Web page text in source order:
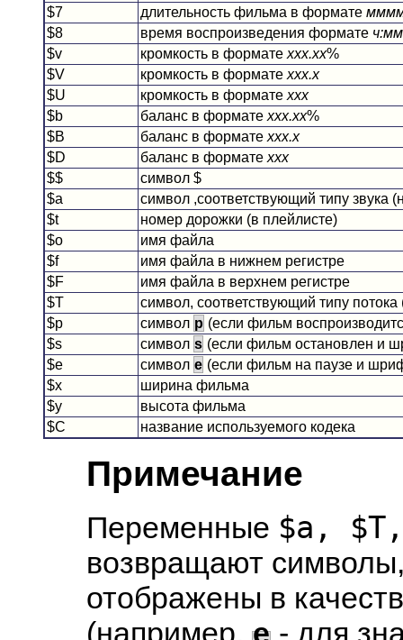
$7 длительность фильма в формате
$8
время воспроизведения формате
$v
кромкость в формате xxx.xx%
$V
кромкость в формате xxx.x
$U
кромкость в формате xxx
$b
баланс в формате xxx.xx%
$B
баланс в формате xxx.x
$D
баланс в формате xxx
$$
символ $
$a
символ ,соответствующий типу звука
$t
номер дорожки (в плейлисте)
$o
имя файла
$f
имя файла в нижнем регистре
$F
имя файла в верхнем регистре
$T
символ, соответствующий типу
$p
символ p (если фильм
$s
символ s (если фильм остановлен и
$e
символ e (если фильм на паузе и
$x
ширина фильма
$y
высота фильма
$C
название используемого кодека
Примечание
Переменные $a,
возвращают
отображены в
(например, e - для